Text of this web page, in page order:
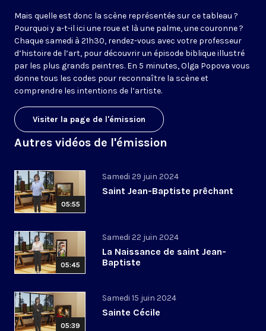
Mais quelle est donc la scène représentée sur ce tableau ?
Pourquoi y a-t-il ici une roue et là une palme, une couronne ?
Chaque samedi à 21h30, rendez-vous avec votre professeur
d’histoire de l’art, pour découvrir un épisode biblique illustré
par les plus grands peintres. En 5 minutes, Olga Popova vous
donne tous les codes pour reconnaître la scène et
comprendre les intentions de l’artiste.
Visiter la page de l'émission
Autres vidéos de l'émission
05:55
Samedi 29 juin 2024
Saint Jean-Baptiste prêchant
05:45
Samedi 22 juin 2024
La Naissance de saint Jean-
Baptiste
05:39
Samedi 15 juin 2024
Sainte Cécile